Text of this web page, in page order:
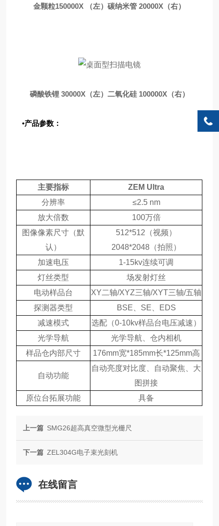
金颗粒150000X （左）碳纳米管 20000X（右）
磷酸铁锂 30000X（左）二氧化硅 100000X（右）
•产品参数：
主要指标
ZEM Ultra
分辨率
≤2.5 nm
放大倍数
100万倍
图像像素尺寸（默
认）
512*512（视频）
2048*2048（拍照）
加速电压
1-15kv连续可调
灯丝类型
场发射灯丝
电动样品台
XY二轴/XYZ三轴/XYT三轴/五轴
探测器类型
BSE、SE、EDS
减速模式
选配（0-10kv样品台电压减速）
光学导航
光学导航、仓内相机
样品仓内部尺寸
176mm宽*185mm长*125mm高
自动功能
自动亮度对比度、自动聚焦、大
图拼接
原位台拓展功能
具备
上一篇 SMG26超高真空微型光栅尺
下一篇 ZEL304G电子束光刻机
在线留言